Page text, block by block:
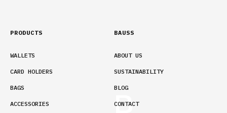
PRODUCTS
WALLETS
CARD HOLDERS
BAGS
ACCESSORIES
BAUSS
ABOUT US
SUSTAINABILITY
BLOG
CONTACT